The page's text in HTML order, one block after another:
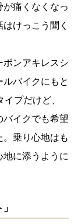
痛くなくなっ
けっこう聞く
ボンアキレスシ
バイクにもと
プだけど、
バイクでも希望
乗り心地はも
に添うように